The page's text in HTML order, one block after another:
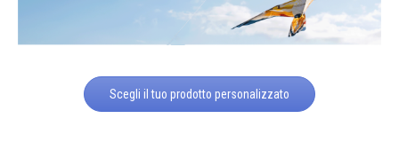
Scegli il tuo prodotto personalizzato